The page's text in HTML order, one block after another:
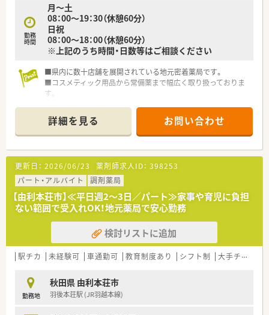
勤務
時間
月～土
08：00～19：30（休憩60分）
日祝
08：00～18：00（休憩60分）
※上記のうち時間・日数等はご相談ください
■県内に数十店舗を展開されている地元密着薬局です。
■コスメティック用品から常備薬まで幅広く取り扱っておりま
す。
薬局を目指しています。
■研修制度も整った企業様ですのでスキルＵＰできます。
詳細を見る お問い合わせ
更新日： 2026/06/23 薬剤師求人ID： 398253
パート・アルバイト
調剤薬局
【由利本荘市】≪平日週2～3日／パート≫家事や育児に負担
ない範囲で受入れOK！地元薬局で安心勤務
検討リストに追加
駅チカ 未経験可 車通勤可 教育制度あり シフト制 大手チェーン以外
勤務地
秋田県 由利本荘市
羽後本荘駅 (JR羽越本線)